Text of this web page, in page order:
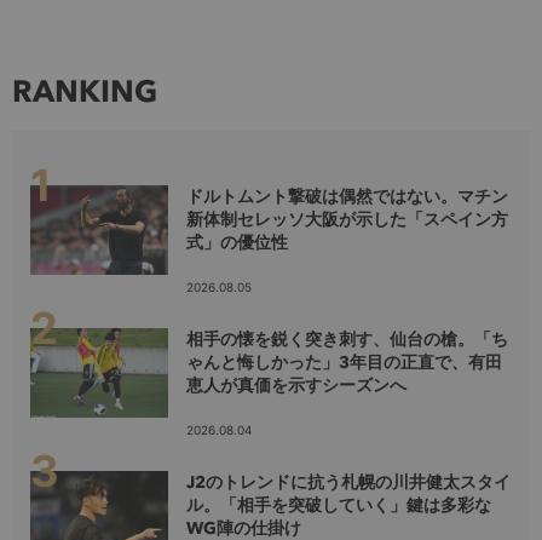
RANKING
ドルトムント撃破は偶然ではない。マチン
新体制セレッソ大阪が示した「スペイン方
式」の優位性
2026.08.05
相手の懐を鋭く突き刺す、仙台の槍。「ち
ゃんと悔しかった」3年目の正直で、有田
恵人が真価を示すシーズンへ
2026.08.04
J2のトレンドに抗う札幌の川井健太スタイ
ル。「相手を突破していく」鍵は多彩な
WG陣の仕掛け